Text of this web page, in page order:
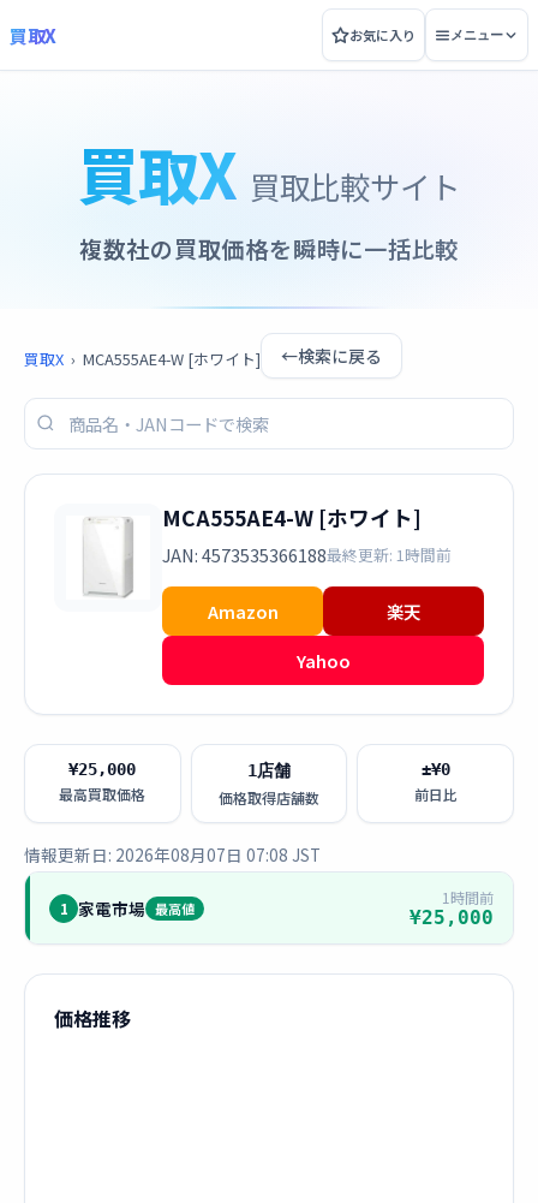
買取X お気に入り メニュー
買取X 買取比較サイト
複数社の買取価格を瞬時に一括比較
買取X › MCA555AE4-W [ホワイト] ←検索に戻る
MCA555AE4-W [ホワイト]
JAN: 4573535366188最終更新: 1時間前
Amazon
楽天
Yahoo
¥25,000
最高買取価格
1店舗
価格取得店舗数
±¥0
前日比
情報更新日: 2026年08月07日 07:08 JST
1 家電市場 最高値
1時間前
¥25,000
価格推移